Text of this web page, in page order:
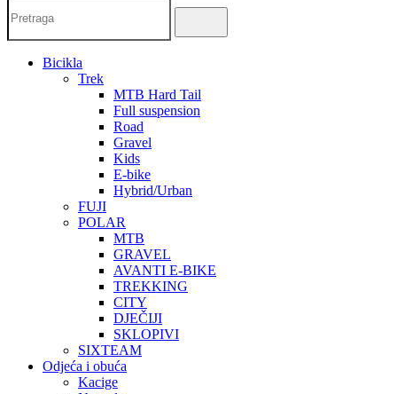
Bicikla
Trek
MTB Hard Tail
Full suspension
Road
Gravel
Kids
E-bike
Hybrid/Urban
FUJI
POLAR
MTB
GRAVEL
AVANTI E-BIKE
TREKKING
CITY
DJEČIJI
SKLOPIVI
SIXTEAM
Odjeća i obuća
Kacige